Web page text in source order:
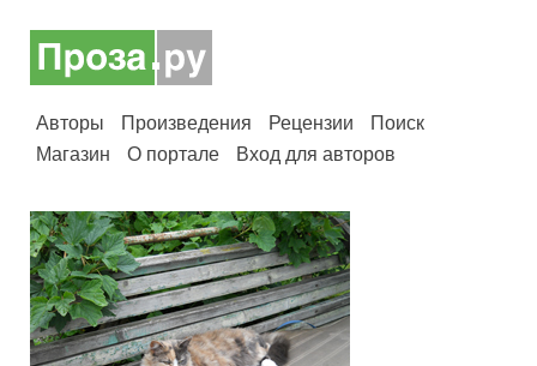
Авторы Произведения Рецензии
Поиск
Магазин
О портале Вход для авторов